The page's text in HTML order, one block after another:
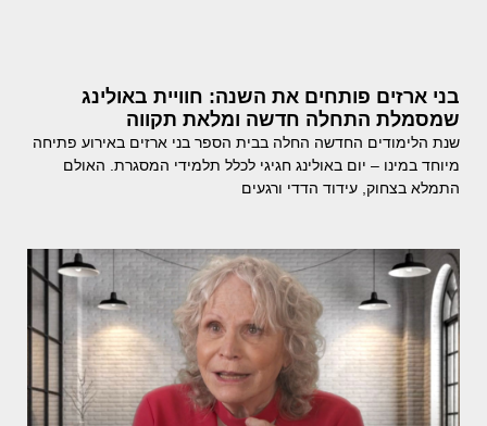
בני ארזים פותחים את השנה: חוויית באולינג
שמסמלת התחלה חדשה ומלאת תקווה
שנת הלימודים החדשה החלה בבית הספר בני ארזים באירוע פתיחה
מיוחד במינו – יום באולינג חגיגי לכלל תלמידי המסגרת. האולם
התמלא בצחוק, עידוד הדדי ורגעים